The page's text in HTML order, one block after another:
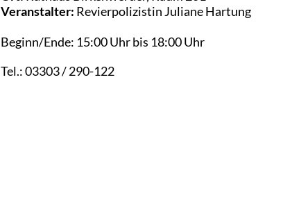
Veranstalter: Revierpolizistin Juliane Hartung
Beginn/Ende: 15:00 Uhr bis 18:00 Uhr
Tel.: 03303 / 290-122